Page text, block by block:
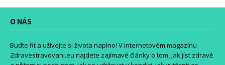
O NÁS
Buďte fit a užívejte si života naplno! V internetovém magazínu
Zdravestravovani.eu najdete zajímavé články o tom, jak jíst zdravě